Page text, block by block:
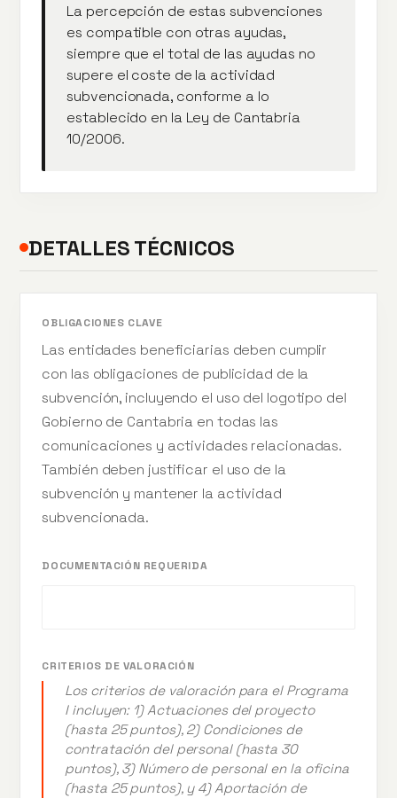
La percepción de estas subvenciones
es compatible con otras ayudas,
siempre que el total de las ayudas no
supere el coste de la actividad
subvencionada, conforme a lo
establecido en la Ley de Cantabria
10/2006.
DETALLES TÉCNICOS
OBLIGACIONES CLAVE
Las entidades beneficiarias deben cumplir
con las obligaciones de publicidad de la
subvención, incluyendo el uso del logotipo del
Gobierno de Cantabria en todas las
comunicaciones y actividades relacionadas.
También deben justificar el uso de la
subvención y mantener la actividad
subvencionada.
DOCUMENTACIÓN REQUERIDA
CRITERIOS DE VALORACIÓN
Los criterios de valoración para el Programa
I incluyen: 1) Actuaciones del proyecto
(hasta 25 puntos), 2) Condiciones de
contratación del personal (hasta 30
puntos), 3) Número de personal en la oficina
(hasta 25 puntos), y 4) Aportación de